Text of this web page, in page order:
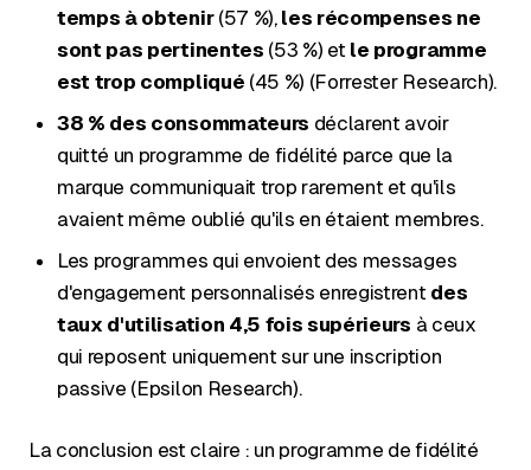
temps à obtenir(57 %), les récompenses ne
sont pas pertinentes (53 %) et le programme
est trop compliqué (45 %) (Forrester Research).
38 % des consommateurs déclarent avoir
quitté un programme de fidélité parce que la
marque communiquait trop rarement et qu'ils
avaient même oublié qu'ils en étaient membres.
Les programmes qui envoient des messages
d'engagement personnalisés enregistrent des
taux d'utilisation 4,5 fois supérieurs à ceux
qui reposent uniquement sur une inscription
passive (Epsilon Research).
La conclusion est claire : un programme de fidélité